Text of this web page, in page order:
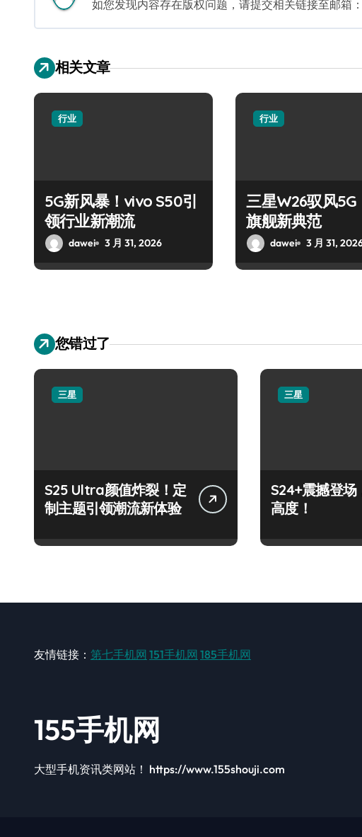
如您发现内容存在版权问题，请提交相关链接至邮箱
相关文章
行业
5G新风暴！vivo S50引
领行业新潮流
dawei 3 月 31, 2026
行业
三星W26驭风5G
旗舰新典范
dawei 3 月 31,
您错过了
三星
S25 Ultra颜值炸裂！定
制主题引领潮流新体验
三星
S24+震撼登场
高度！
友情链接： 第七手机网 151手机网 185手机网
155手机网
大型手机资讯类网站！ https://www.155shouji.com